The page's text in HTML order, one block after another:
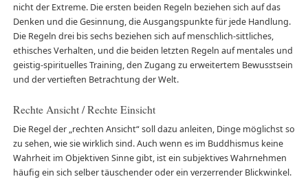
nicht der Extreme. Die ersten beiden Regeln beziehen sich auf das
Denken und die Gesinnung, die Ausgangspunkte für jede Handlung.
Die Regeln drei bis sechs beziehen sich auf menschlich-sittliches,
ethisches Verhalten, und die beiden letzten Regeln auf mentales und
geistig-spirituelles Training, den Zugang zu erweitertem Bewusstsein
und der vertieften Betrachtung der Welt.
Rechte Ansicht / Rechte Einsicht
Die Regel der „rechten Ansicht“ soll dazu anleiten, Dinge möglichst so
zu sehen, wie sie wirklich sind. Auch wenn es im Buddhismus keine
Wahrheit im Objektiven Sinne gibt, ist ein subjektives Wahrnehmen
häufig ein sich selber täuschender oder ein verzerrender Blickwinkel.